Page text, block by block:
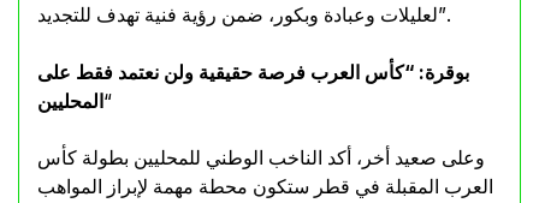
لعليلات وعبادة وبكور، ضمن رؤية فنية تهدف للتجديد”.
بوقرة: “كأس العرب فرصة حقيقية ولن نعتمد فقط على
المحليين“
وعلى صعيد أخر، أكد الناخب الوطني للمحليين بطولة كأس
العرب المقبلة في قطر ستكون محطة مهمة لإبراز المواهب